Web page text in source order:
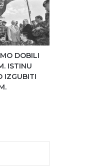
DOBILI
ISTINU
IZGUBITI